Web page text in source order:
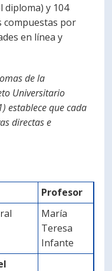
diploma) y 104
compuestas por
en línea y
de la
Universitario
establece que cada
directas e
Profesor
María
Teresa
Infante